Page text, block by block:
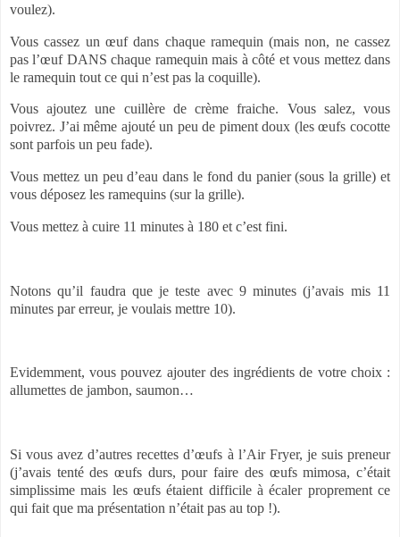
voulez).
Vous cassez un œuf dans chaque ramequin (mais non, ne cassez
pas l’œuf DANS chaque ramequin mais à côté et vous mettez dans
le ramequin tout ce qui n’est pas la coquille).
Vous ajoutez une cuillère de crème fraiche. Vous salez, vous
poivrez. J’ai même ajouté un peu de piment doux (les œufs cocotte
sont parfois un peu fade).
Vous mettez un peu d’eau dans le fond du panier (sous la grille) et
vous déposez les ramequins (sur la grille).
Vous mettez à cuire 11 minutes à 180 et c’est fini.
Notons qu’il faudra que je teste avec 9 minutes (j’avais mis 11
minutes par erreur, je voulais mettre 10).
Evidemment, vous pouvez ajouter des ingrédients de votre choix :
allumettes de jambon, saumon…
Si vous avez d’autres recettes d’œufs à l’Air Fryer, je suis preneur
(j’avais tenté des œufs durs, pour faire des œufs mimosa, c’était
simplissime mais les œufs étaient difficile à écaler proprement ce
qui fait que ma présentation n’était pas au top !).